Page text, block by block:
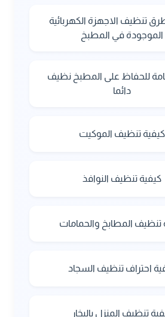
تنظيف الاجهزة الكهربائية
الموجودة في المطبخ
للحفاظ على المطبخ نظيف
دائما
كيفية تنظيف الموكيت
كيفية تنظيف النوافذ
تنظيف المطابخ والحمامات
احتراف تنظيف السجاد
تنظيف المنزل بالبخار